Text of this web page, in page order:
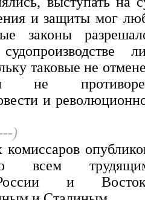
и защиты мог
законы
таковые не
не
и
)
всем
и